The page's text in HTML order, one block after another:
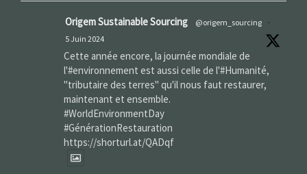
Origem Sustainable Sourcing @origem_sourcing
·
5 Juin 2024
Cette année encore, la journée mondiale de
l'#environnement est aussi celle de l'#Humanité,
"tributaire des terres" qu'il nous faut restaurer,
maintenant et ensemble.
#WorldEnvironmentDay‌
#GénérationRestauration
https://shorturl.at/QADqf